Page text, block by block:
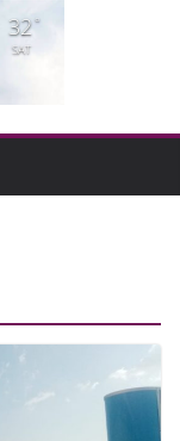
32°
SAT